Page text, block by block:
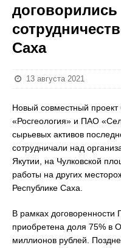
Саха
13 августа 2021
Новый совместный
«Росгеология» и ПАО
сырьевых активов
сотрудничали над
Якутии, на Чулковской
работы на других
Республике Саха.
В рамках
приобретена доля 75% в
миллионов рублей.